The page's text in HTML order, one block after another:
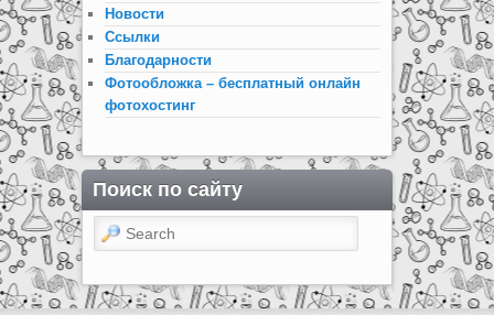
Новости
Ссылки
Благодарности
Фотообложка – бесплатный онлайн
фотохостинг
Поиск по сайту
Search